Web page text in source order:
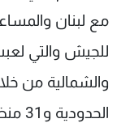
مع لبنان
للجيش والتي
الحدودية و31 منظومة مراقبة متحركة".